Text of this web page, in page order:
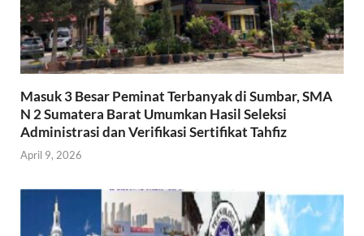
Masuk 3 Besar Peminat Terbanyak di Sumbar, SMA
N 2 Sumatera Barat Umumkan Hasil Seleksi
Administrasi dan Verifikasi Sertifikat Tahfiz
April 9, 2026